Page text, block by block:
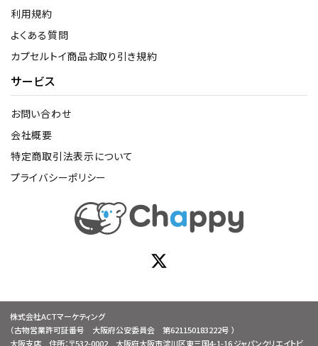
利用規約
よくある質問
カプセルトイ商品お取り引き規約
サービス
お問い合わせ
会社概要
特定商取引法表示について
プライバシーポリシー
株式会社ACTマーケティング
（古物営業許可証番号 大阪府公安委員会 第621150183222号 ）
大阪支店 住所：〒532-0002 大阪府大阪市淀川区東三国4-1-16 ジャパンクリエイトビ